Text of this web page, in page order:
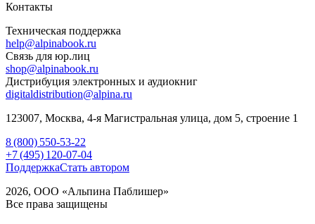
Контакты
Техническая поддержка
help@alpinabook.ru
Связь для юр.лиц
shop@alpinabook.ru
Дистрибуция электронных и аудиокниг
digitaldistribution@alpina.ru
123007, Москва, 4-я Магистральная улица, дом 5, строение 1
8 (800) 550-53-22
+7 (495) 120-07-04
ПоддержкаСтать автором
2026, ООО «Альпина Паблишер»
Все права защищены